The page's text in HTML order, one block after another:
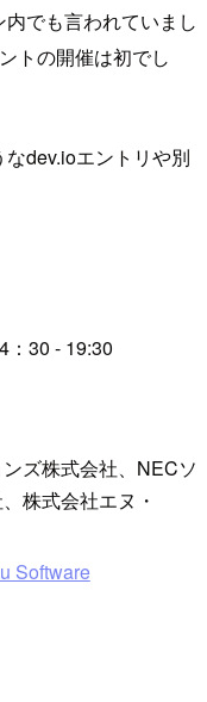
でも言われていまし
トの開催は初でし
dev.ioエントリや別
：30 - 19:30
ズ株式会社、NECソ
株式会社エヌ・
Software